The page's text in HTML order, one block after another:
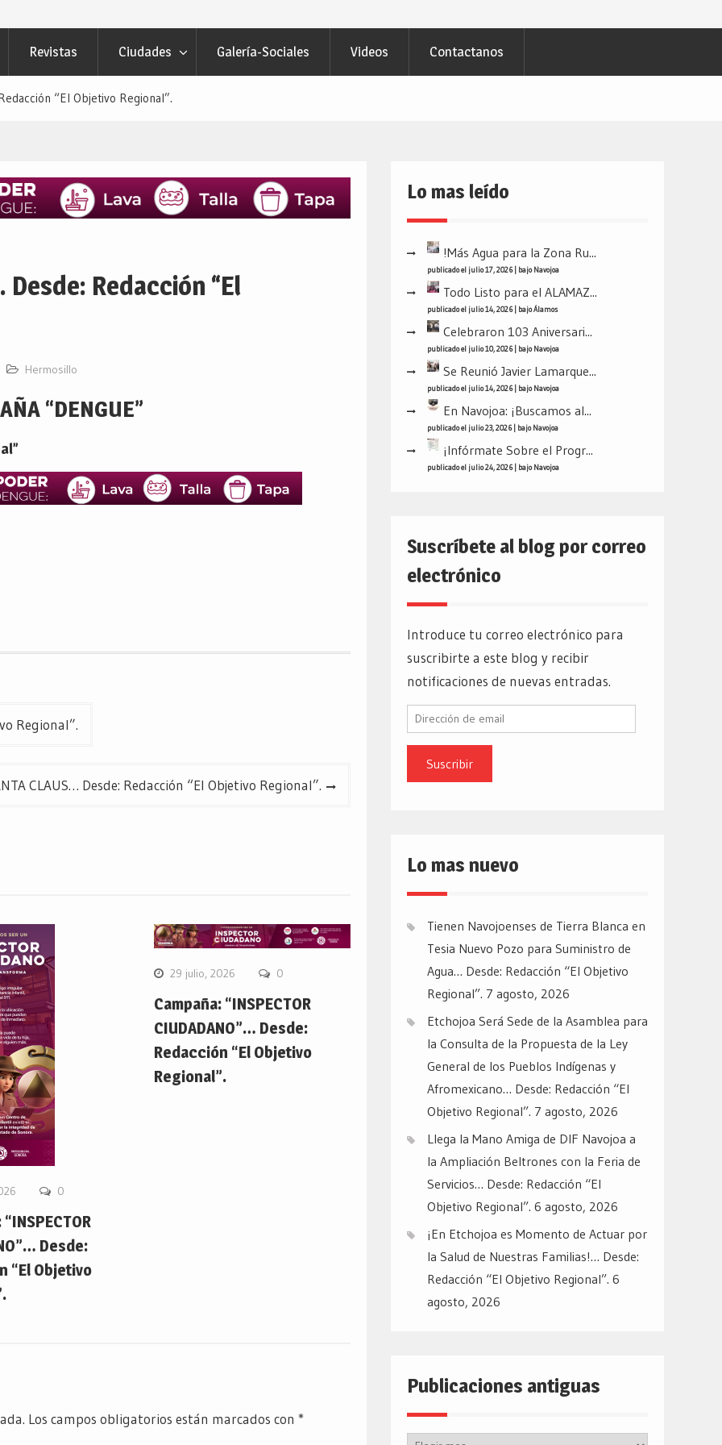
Revistas Ciudades Galería-Sociales Videos Contactanos
“El Objetivo Regional”.
Desde: Redacción “El
Hermosillo
“DENGUE”
Regional”.
CLAUS… Desde: Redacción “El Objetivo Regional”.
0
Desde:
“El Objetivo
29 julio, 2026 0
Campaña: “INSPECTOR
CIUDADANO”… Desde:
Redacción “El Objetivo
Regional”.
Los campos obligatorios están marcados con *
Lo mas leído
!Más Agua para la Zona Ru...
publicado el julio 17, 2026| bajoNavojoa
Todo Listo para el ALAMAZ...
publicado el julio 14, 2026| bajoÁlamos
Celebraron 103 Aniversari...
publicado el julio 10, 2026| bajoNavojoa
Se Reunió Javier Lamarque...
publicado el julio 14, 2026| bajoNavojoa
En Navojoa: ¡Buscamos al...
publicado el julio 23, 2026| bajoNavojoa
¡Infórmate Sobre el Progr...
publicado el julio 24, 2026| bajoNavojoa
Suscríbete al blog por correo
electrónico
Introduce tu correo electrónico para
suscribirte a este blog y recibir
notificaciones de nuevas entradas.
Dirección
email
Lo mas nuevo
Tienen Navojoenses de Tierra Blanca en
Tesia Nuevo Pozo para Suministro de
Agua… Desde: Redacción “El Objetivo
Regional”. 7 agosto, 2026
Etchojoa Será Sede de la Asamblea para
la Consulta de la Propuesta de la Ley
General de los Pueblos Indígenas y
Afromexicano… Desde: Redacción “El
Objetivo Regional”. 7 agosto, 2026
Llega la Mano Amiga de DIF Navojoa a
la Ampliación Beltrones con la Feria de
Servicios… Desde: Redacción “El
Objetivo Regional”. 6 agosto, 2026
¡En Etchojoa es Momento de Actuar por
la Salud de Nuestras Familias!… Desde:
Redacción “El Objetivo Regional”. 6
agosto, 2026
Publicaciones antiguas